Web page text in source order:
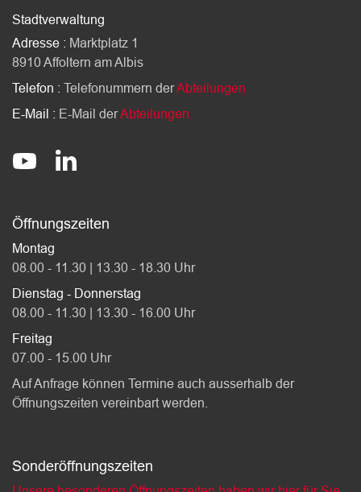
Stadtverwaltung
Adresse : Marktplatz 1
8910 Affoltern am Albis
Telefon : Telefonummern derAbteilungen
E-Mail : E-Mail derAbteilungen
Socials
@StadtAffolternamAlbis
stadt-affoltern-am-albis
Öffnungszeiten
Montag
08.00 - 11.30 | 13.30 - 18.30 Uhr
Dienstag - Donnerstag
08.00 - 11.30 | 13.30 - 16.00 Uhr
Freitag
07.00 - 15.00 Uhr
Auf Anfrage können Termine auch ausserhalb der
Öffnungszeiten vereinbart werden.
Sonderöffnungszeiten